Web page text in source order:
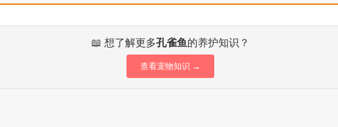
📖 想了解更多孔雀鱼的养护知识？
查看宠物知识 →